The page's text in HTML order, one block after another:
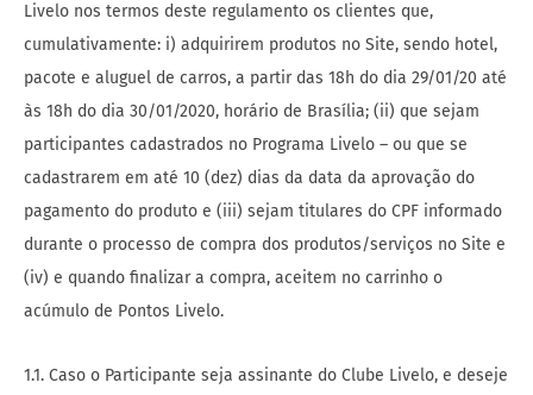
Livelo nos termos deste regulamento os clientes que,
cumulativamente: i) adquirirem produtos no Site, sendo hotel,
pacote e aluguel de carros, a partir das 18h do dia 29/01/20 até
às 18h do dia 30/01/2020, horário de Brasília; (ii) que sejam
participantes cadastrados no Programa Livelo – ou que se
cadastrarem em até 10 (dez) dias da data da aprovação do
pagamento do produto e (iii) sejam titulares do CPF informado
durante o processo de compra dos produtos/serviços no Site e
(iv) e quando finalizar a compra, aceitem no carrinho o
acúmulo de Pontos Livelo.
1.1. Caso o Participante seja assinante do Clube Livelo, e deseje